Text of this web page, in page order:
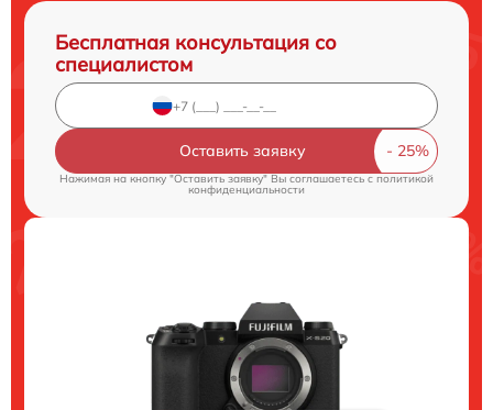
Бесплатная консультация со
специалистом
Оставить заявку
Нажимая на кнопку "Оставить заявку" Вы соглашаетесь c политикой
конфиденциальности